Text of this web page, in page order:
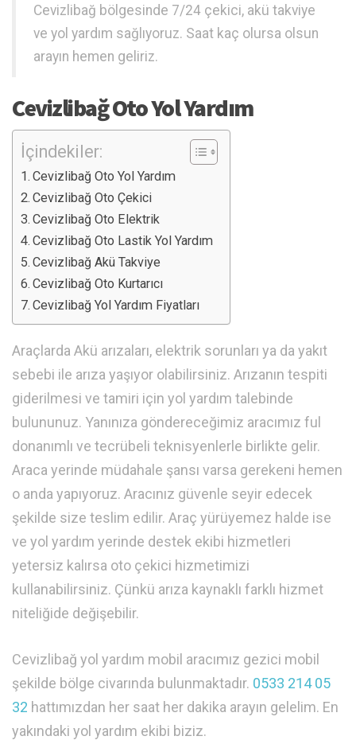
Cevizlibağ bölgesinde 7/24 çekici, akü takviye
ve yol yardım sağlıyoruz. Saat kaç olursa olsun
arayın hemen geliriz.
Cevizlibağ Oto Yol Yardım
İçindekiler:
Cevizlibağ Oto Yol Yardım
Cevizlibağ Oto Çekici
Cevizlibağ Oto Elektrik
Cevizlibağ Oto Lastik Yol Yardım
Cevizlibağ Akü Takviye
Cevizlibağ Oto Kurtarıcı
Cevizlibağ Yol Yardım Fiyatları
Araçlarda Akü arızaları, elektrik sorunları ya da yakıt
sebebi ile arıza yaşıyor olabilirsiniz. Arızanın tespiti
giderilmesi ve tamiri için yol yardım talebinde
bulununuz. Yanınıza göndereceğimiz aracımız ful
donanımlı ve tecrübeli teknisyenlerle birlikte gelir.
Araca yerinde müdahale şansı varsa gerekeni hemen
o anda yapıyoruz. Aracınız güvenle seyir edecek
şekilde size teslim edilir. Araç yürüyemez halde ise
ve yol yardım yerinde destek ekibi hizmetleri
yetersiz kalırsa oto çekici hizmetimizi
kullanabilirsiniz. Çünkü arıza kaynaklı farklı hizmet
niteliğide değişebilir.
Cevizlibağ yol yardım mobil aracımız gezici mobil
şekilde bölge civarında bulunmaktadır. 0533 214 05
32 hattımızdan her saat her dakika arayın gelelim. En
yakındaki yol yardım ekibi biziz.